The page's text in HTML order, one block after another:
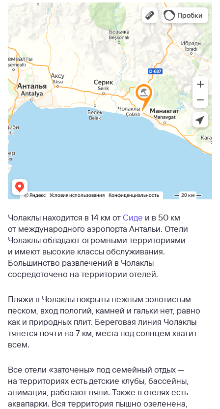
Чолаклы находится в 14 км от Сиде и в 50 км
от международного аэропорта Антальи. Отели
Чолаклы обладают огромными территориями
и имеют высокие классы обслуживания.
Большинство развлечений в Чолаклы
сосредоточено на территории отелей.
Пляжи в Чолаклы покрыты нежным золотистым
песком, вход пологий, камней и гальки нет, равно
как и природных плит. Береговая линия Чолаклы
тянется почти на 7 км, места под солнцем хватит
всем.
Все отели «заточены» под семейный отдых —
на территориях есть детские клубы, бассейны,
анимация, работают няни. Также в отелях есть
аквапарки. Вся территория пышно озеленена,